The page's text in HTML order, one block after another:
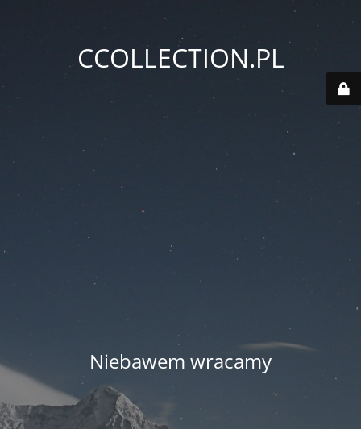
CCOLLECTION.PL
Niebawem wracamy